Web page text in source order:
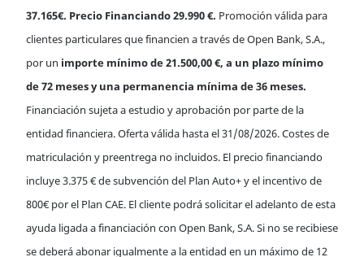
37.165€. Precio Financiando 29.990 €. Promoción válida para
clientes particulares que financien a través de Open Bank, S.A.,
por un importe mínimo de 21.500,00 €, a un plazo mínimo
de 72 meses y una permanencia mínima de 36 meses.
Financiación sujeta a estudio y aprobación por parte de la
entidad financiera. Oferta válida hasta el 31/08/2026.Costes de
matriculación y preentrega no incluidos. El precio financiando
incluye 3.375 € de subvención del Plan Auto+ y el incentivo de
800€ por el Plan CAE. El cliente podrá solicitar el adelanto de esta
ayuda ligada a financiación con Open Bank, S.A. Si no se recibiese
se deberá abonar igualmente a la entidad en un máximo de 12